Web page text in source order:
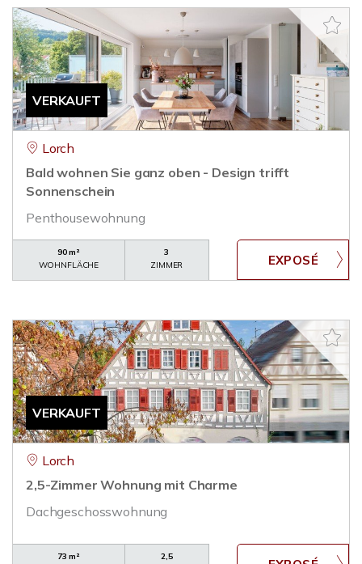
VERKAUFT
Lorch
Bald wohnen Sie ganz oben - Design trifft
Sonnenschein
Penthousewohnung
90 m²
WOHNFLÄCHE
3
ZIMMER
VERKAUFT
Lorch
2,5-Zimmer Wohnung mit Charme
Dachgeschosswohnung
73 m² 2,5